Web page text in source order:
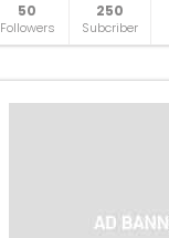
50
Followers
250
Subcriber